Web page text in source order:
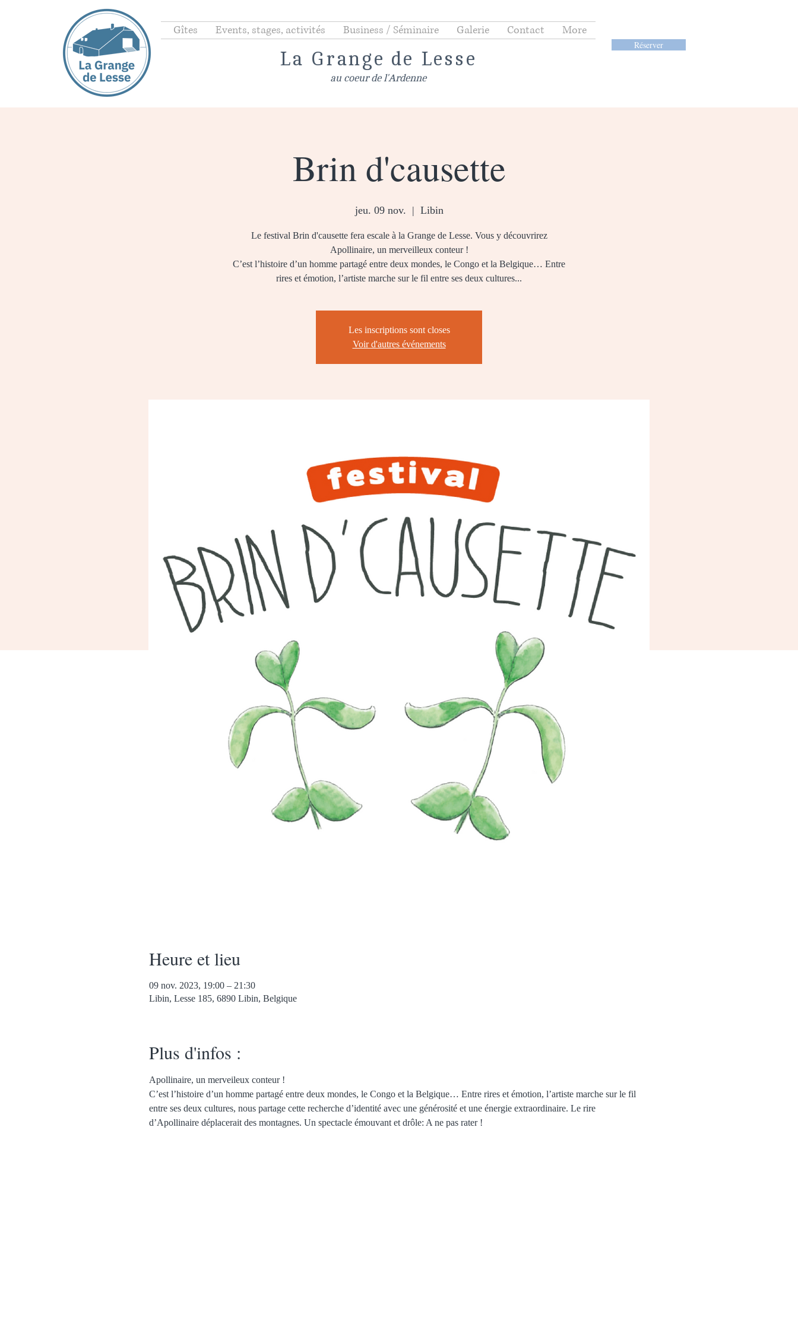
Gîtes Events, stages, activités Business / Séminaire Galerie Contact More
La Grange de Lesse
au coeur de l'Ardenne
Réserver
Brin d'causette
jeu. 09 nov.
  |
Libin
Le festival Brin d'causette fera escale à la Grange de Lesse. Vous y découvrirez
Apollinaire, un merveilleux conteur !
C’est l’histoire d’un homme partagé entre deux mondes, le Congo et la Belgique… Entre
rires et émotion, l’artiste marche sur le fil entre ses deux cultures...
Les inscriptions sont closes
Voir d'autres événements
Heure et lieu
09 nov. 2023, 19:00 – 21:30
Libin, Lesse 185, 6890 Libin, Belgique
Plus d'infos :
Apollinaire, un merveileux conteur !
C’est l’histoire d’un homme partagé entre deux mondes, le Congo et la Belgique… Entre rires et émotion, l’artiste marche sur le fil
entre ses deux cultures, nous partage cette recherche d’identité avec une générosité et une énergie extraordinaire. Le rire
d’Apollinaire déplacerait des montagnes. Un spectacle émouvant et drôle: A ne pas rater !